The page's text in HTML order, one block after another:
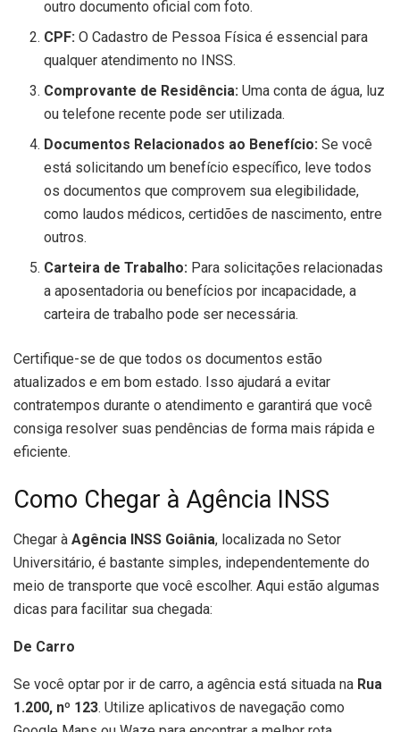
outro documento oficial com foto.
CPF: O Cadastro de Pessoa Física é essencial para
qualquer atendimento no INSS.
Comprovante de Residência: Uma conta de água, luz
ou telefone recente pode ser utilizada.
Documentos Relacionados ao Benefício: Se você
está solicitando um benefício específico, leve todos
os documentos que comprovem sua elegibilidade,
como laudos médicos, certidões de nascimento, entre
outros.
Carteira de Trabalho: Para solicitações relacionadas
a aposentadoria ou benefícios por incapacidade, a
carteira de trabalho pode ser necessária.
Certifique-se de que todos os documentos estão
atualizados e em bom estado. Isso ajudará a evitar
contratempos durante o atendimento e garantirá que você
consiga resolver suas pendências de forma mais rápida e
eficiente.
Como Chegar à Agência INSS
Chegar à Agência INSS Goiânia, localizada no Setor
Universitário, é bastante simples, independentemente do
meio de transporte que você escolher. Aqui estão algumas
dicas para facilitar sua chegada:
De Carro
Se você optar por ir de carro, a agência está situada na Rua
1.200, nº 123. Utilize aplicativos de navegação como